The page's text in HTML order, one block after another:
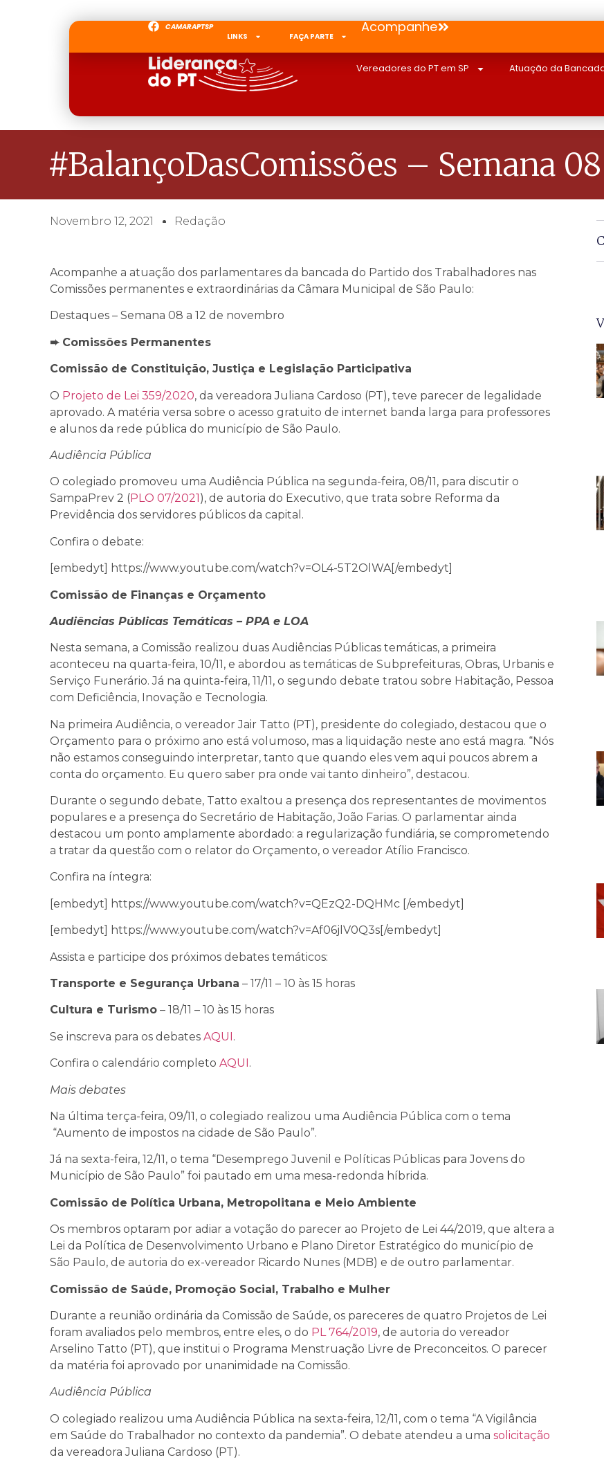
CAMARAPTSP
LINKS
FAÇA PARTE
Acompanhe
Vereadores do PT em SP Atuação da
#BalançoDasComissões – Semana
Novembro 12, 2021 Redação
Acompanhe a atuação dos parlamentares da bancada do Partido dos Trabalhadores nas
Comissões permanentes e extraordinárias da Câmara Municipal de São Paulo:
Destaques – Semana 08 a 12 de novembro
➨ Comissões Permanentes
Comissão de Constituição, Justiça e Legislação Participativa
O Projeto de Lei 359/2020, da vereadora Juliana Cardoso (PT), teve parecer de legalidade
aprovado. A matéria versa sobre o acesso gratuito de internet banda larga para professores
e alunos da rede pública do município de São Paulo.
Audiência Pública
O colegiado promoveu uma Audiência Pública na segunda-feira, 08/11, para discutir o
SampaPrev 2 (PLO 07/2021 ), de autoria do Executivo, que trata sobre Reforma da
Previdência dos servidores públicos da capital.
Confira o debate:
[embedyt] https://www.youtube.com/watch?v=OL4-5T2OlWA[/embedyt]
Comissão de Finanças e Orçamento
Audiências Públicas Temáticas – PPA e LOA
Nesta semana, a Comissão realizou duas Audiências Públicas temáticas, a primeira
aconteceu na quarta-feira, 10/11, e abordou as temáticas de Subprefeituras, Obras, Urbanis e
Serviço Funerário. Já na quinta-feira, 11/11, o segundo debate tratou sobre Habitação, Pessoa
com Deficiência, Inovação e Tecnologia.
Na primeira Audiência, o vereador Jair Tatto (PT), presidente do colegiado, destacou que o
Orçamento para o próximo ano está volumoso, mas a liquidação neste ano está magra. “Nós
não estamos conseguindo interpretar, tanto que quando eles vem aqui poucos abrem a
conta do orçamento. Eu quero saber pra onde vai tanto dinheiro”, destacou.
Durante o segundo debate, Tatto exaltou a presença dos representantes de movimentos
populares e a presença do Secretário de Habitação, João Farias. O parlamentar ainda
destacou um ponto amplamente abordado: a regularização fundiária, se comprometendo
a tratar da questão com o relator do Orçamento, o vereador Atílio Francisco.
Confira na íntegra:
[embedyt] https://www.youtube.com/watch?v=QEzQ2-DQHMc [/embedyt]
[embedyt] https://www.youtube.com/watch?v=Af06jlV0Q3s[/embedyt]
Assista e participe dos próximos debates temáticos:
Transporte e Segurança Urbana – 17/11 – 10 às 15 horas
Cultura e Turismo – 18/11 – 10 às 15 horas
Se inscreva para os debates AQUI.
Confira o calendário completo AQUI .
Mais debates
Na última terça-feira, 09/11, o colegiado realizou uma Audiência Pública com o tema
“Aumento de impostos na cidade de São Paulo”.
Já na sexta-feira, 12/11, o tema “Desemprego Juvenil e Políticas Públicas para Jovens do
Município de São Paulo” foi pautado em uma mesa-redonda híbrida.
Comissão de Política Urbana, Metropolitana e Meio Ambiente
Os membros optaram por adiar a votação do parecer ao Projeto de Lei 44/2019, que altera a
Lei da Política de Desenvolvimento Urbano e Plano Diretor Estratégico do município de
São Paulo, de autoria do ex-vereador Ricardo Nunes (MDB) e de outro parlamentar.
Comissão de Saúde, Promoção Social, Trabalho e Mulher
Durante a reunião ordinária da Comissão de Saúde, os pareceres de quatro Projetos de Lei
foram avaliados pelo membros, entre eles, o do PL 764/2019, de autoria do vereador
Arselino Tatto (PT), que institui o Programa Menstruação Livre de Preconceitos. O parecer
da matéria foi aprovado por unanimidade na Comissão.
Audiência Pública
O colegiado realizou uma Audiência Pública na sexta-feira, 12/11, com o tema “A Vigilância
em Saúde do Trabalhador no contexto da pandemia”. O debate atendeu a uma solicitação
da vereadora Juliana Cardoso (PT).